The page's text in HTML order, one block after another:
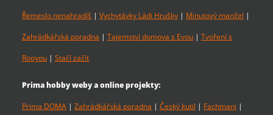
Řemeslo nenahradíš | Vychytávky Ládi Hrušky | Minutový manžel |
Zahrádkářská poradna | Tajemství domova s Evou | Tvoření s
Rooyou | Stačí začít
Prima hobby weby a online projekty:
Prima DOMA | Zahrádkářská poradna | Český kutil | Fachmani |